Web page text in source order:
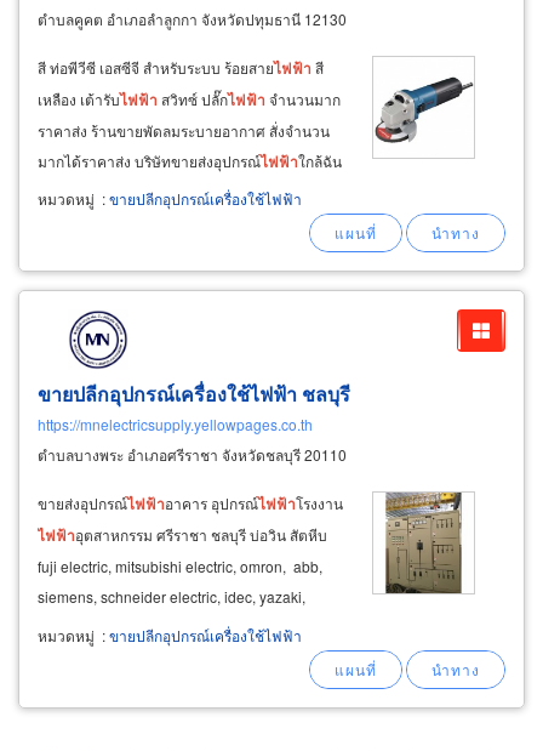
ตำบลคูคต อำเภอลำลูกกา จังหวัดปทุมธานี 12130
สี ท่อพีวีซี เอสซีจี สำหรับระบบ ร้อยสายไฟฟ้า สี
เหลือง เต้ารับไฟฟ้า สวิทซ์ ปลั๊กไฟฟ้า จำนวนมาก
ราคาส่ง ร้านขายพัดลมระบายอากาศ สั่งจำนวน
มากได้ราคาส่ง บริษัทขายส่งอุปกรณ์ไฟฟ้าใกล้ฉัน
ครบวงจร ศิริถาวร ซัพพลาย โทร 0-2995-9789 /
มือช่าง
หมวดหมู่ :ขายปลีกอุปกรณ์เครื่องใช้ไฟฟ้า
ขายปลีกอุปกรณ์เครื่องใช้ไฟฟ้า ชลบุรี
https://mnelectricsupply.yellowpages.co.th
ตำบลบางพระ อำเภอศรีราชา จังหวัดชลบุรี 20110
ขายส่งอุปกรณ์ไฟฟ้าอาคาร อุปกรณ์ไฟฟ้าโรงงาน
ไฟฟ้าอุตสาหกรรม ศรีราชา ชลบุรี บ่อวิน สัตหีบ
fuji electric, mitsubishi electric, omron, abb,
siemens, schneider electric, idec, yazaki,
fuhrer, philips, e-tend, akela, bec, panasonic,
หมวดหมู่ :ขายปลีกอุปกรณ์เครื่องใช้ไฟฟ้า